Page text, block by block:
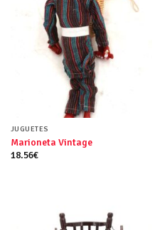
JUGUETES
Marioneta Vintage
18.56€